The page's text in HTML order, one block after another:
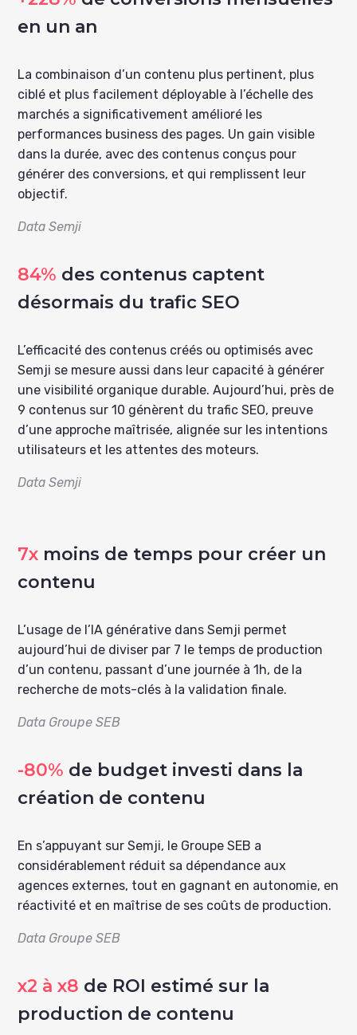
en un an
La combinaison d’un contenu plus pertinent, plus
ciblé et plus facilement déployable à l’échelle des
marchés a significativement amélioré les
performances business des pages. Un gain visible
dans la durée, avec des contenus conçus pour
générer des conversions, et qui remplissent leur
objectif.
Data Semji
84% des contenus captent
désormais du trafic SEO
L’efficacité des contenus créés ou optimisés avec
Semji se mesure aussi dans leur capacité à générer
une visibilité organique durable. Aujourd’hui, près de
9 contenus sur 10 génèrent du trafic SEO, preuve
d’une approche maîtrisée, alignée sur les intentions
utilisateurs et les attentes des moteurs.
Data Semji
7x moins de temps pour créer un
contenu
L’usage de l’IA générative dans Semji permet
aujourd’hui de diviser par 7 le temps de production
d’un contenu, passant d’une journée à 1h, de la
recherche de mots-clés à la validation finale.
Data Groupe SEB
-80% de budget investi dans la
création de contenu
En s’appuyant sur Semji, le Groupe SEB a
considérablement réduit sa dépendance aux
agences externes, tout en gagnant en autonomie, en
réactivité et en maîtrise de ses coûts de production.
Data Groupe SEB
x2 à x8 de ROI estimé sur la
production de contenu